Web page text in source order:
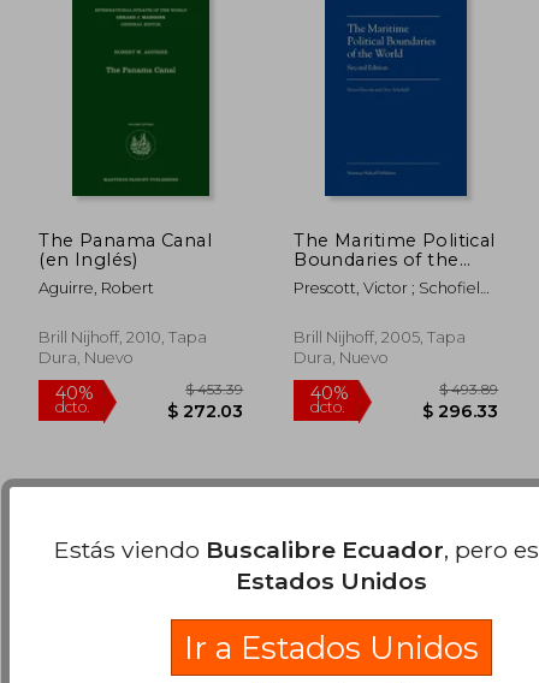
dcto. $ 69.19 dcto.
The Panama Canal
(en Inglés)
Aguirre, Robert
Brill Nijhoff, 2010, Tapa
Dura, Nuevo
The Maritime Political
Boundaries of the
World (en Inglés)
Prescott, Victor ; Schofield,
Brill Nijhoff, 2005, Tapa
Dura, Nuevo
Estás viendo Buscalibre Ecuador, pero
Estados Unidos
Ir a Estados Unidos